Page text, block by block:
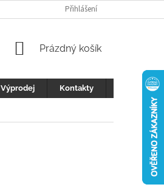
REKLAMACE
Přihlášení
NÁKUPNÍ
Prázdný košík
Výprodej Kontakty